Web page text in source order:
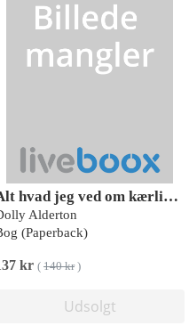
Alt hvad jeg ved om kærlighed
Alderton
(Paperback)
kr ( 140 kr)
Udsolgt